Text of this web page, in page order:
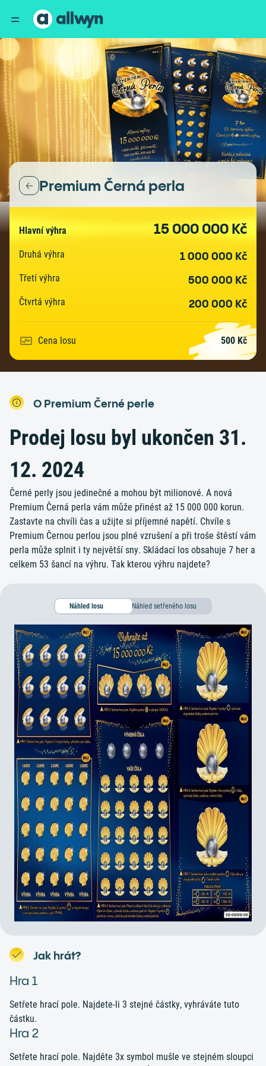
Premium Černá perla
Hlavní výhra 15 000 000 Kč
Druhá výhra 1 000 000 Kč
Třetí výhra 500 000 Kč
Čtvrtá výhra 200 000 Kč
Cena losu 500 Kč
O Premium Černé perle
Prodej losu byl ukončen 31.
12. 2024
Černé perly jsou jedinečné a mohou být milionové. A nová
Premium Černá perla vám může přinést až 15 000 000 korun.
Zastavte na chvíli čas a užijte si příjemné napětí. Chvíle s
Premium Černou perlou jsou plné vzrušení a při troše štěstí vám
perla může splnit i ty největší sny. Skládací los obsahuje 7 her a
celkem 53 šancí na výhru. Tak kterou výhru najdete?
Náhled setřeného losu
Jak hrát?
Hra 1
Setřete hrací pole. Najdete-li 3 stejné částky, vyhráváte tuto
částku.
Hra 2
Setřete hrací pole. Najděte 3x symbol mušle ve stejném sloupci